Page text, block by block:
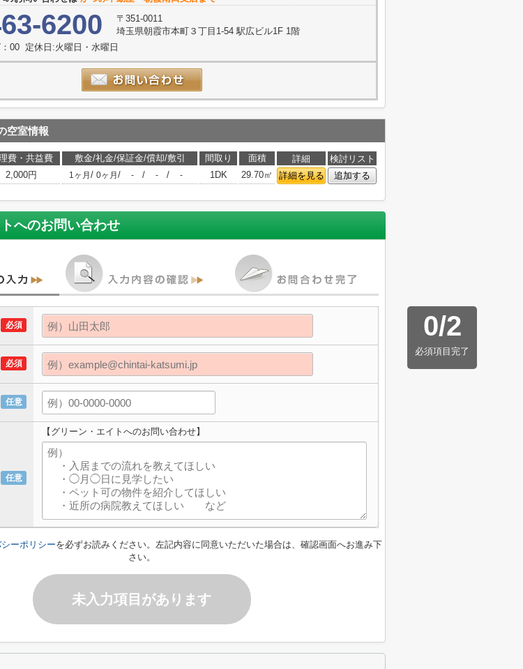
6200
〒351-0011
埼玉県朝霞市本町３丁目1-54 駅広ビル1F 1階
00 定休日:火曜日・水曜日
空室情報
費・共益費 敷金/礼金/保証金/償却/敷引 間取り 面積 詳細
検討リスト
2,000円 1ヶ月 / 0ヶ月 / - / - / - 1DK 29.70㎡ 詳細を見る 追加する
へのお問い合わせ
0/2
必須項目完了
必須
必須
任意
任意
【グリーン・エイトへのお問い合わせ】
ーポリシーを必ずお読みください。左記内容に同意いただいた場合は、確認画面へお進み下
さい。
未入力項目があります